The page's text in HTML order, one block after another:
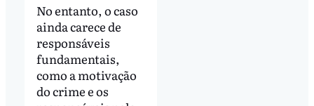
No entanto, o caso
ainda carece de
responsáveis
fundamentais,
como a motivação
do crime e os